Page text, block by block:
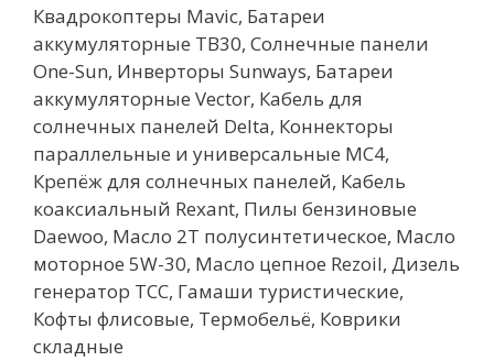
Квадрокоптеры Mavic, Батареи
аккумуляторные ТВ30, Солнечные панели
One-Sun, Инверторы Sunways, Батареи
аккумуляторные Vector, Кабель для
солнечных панелей Delta, Коннекторы
параллельные и универсальные МС4,
Крепёж для солнечных панелей, Кабель
коаксиальный Rexant, Пилы бензиновые
Daewoo, Масло 2Т полусинтетическое, Масло
моторное 5W-30, Масло цепное Rezoil, Дизель
генератор ТСС, Гамаши туристические,
Кофты флисовые, Термобельё, Коврики
складные